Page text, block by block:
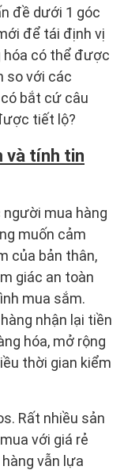
đề dưới 1 góc
để tái định vị
hóa có thể được
so với các
bắt cứ câu
tiết lộ?
và tính tin
mua hàng
muốn cảm
của bản thân,
giác an toàn
mua sắm.
nhận lại tiền
hóa, mở rộng
thời gian kiểm
Rất nhiều sản
với giá rẻ
vẫn lựa